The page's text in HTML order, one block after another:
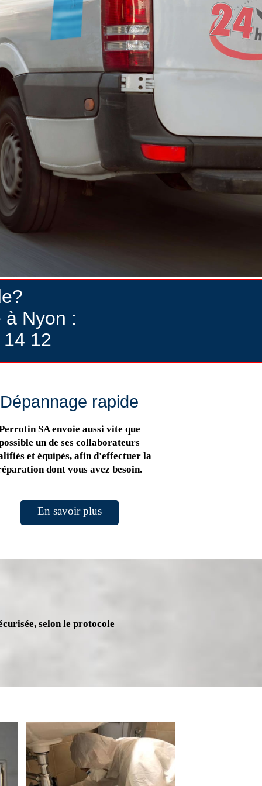
Nyon :
12
Dépannage rapide
SA envoie aussi vite que
un de ses collaborateurs
et équipés, afin d'effectuer la
dont vous avez besoin.
En savoir plus
selon le protocole